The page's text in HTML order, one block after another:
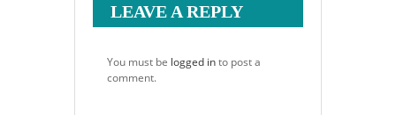
LEAVE A REPLY
You must be logged into post a
comment.